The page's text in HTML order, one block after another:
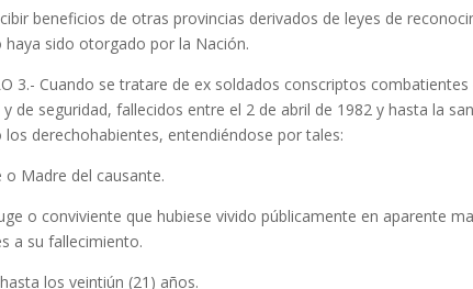
beneficios de otras provincias derivados de leyes de
haya sido otorgado por la Nación.
3.- Cuando se tratare de ex soldados conscriptos
de seguridad, fallecidos entre el 2 de abril de 1982 y hasta la
los derechohabientes, entendiéndose por tales:
Madre del causante.
o conviviente que hubiese vivido públicamente en aparente
a su fallecimiento.
los veintiún (21) años.